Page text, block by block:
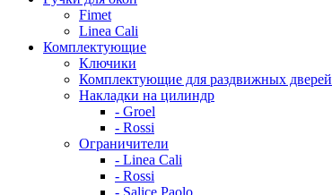
Fimet
Linea Cali
Комплектующие
Ключики
Комплектующие для раздвижных дверей
Накладки на цилиндр
- Groel
- Rossi
Ограничители
- Linea Cali
- Rossi
- Salice Paolo